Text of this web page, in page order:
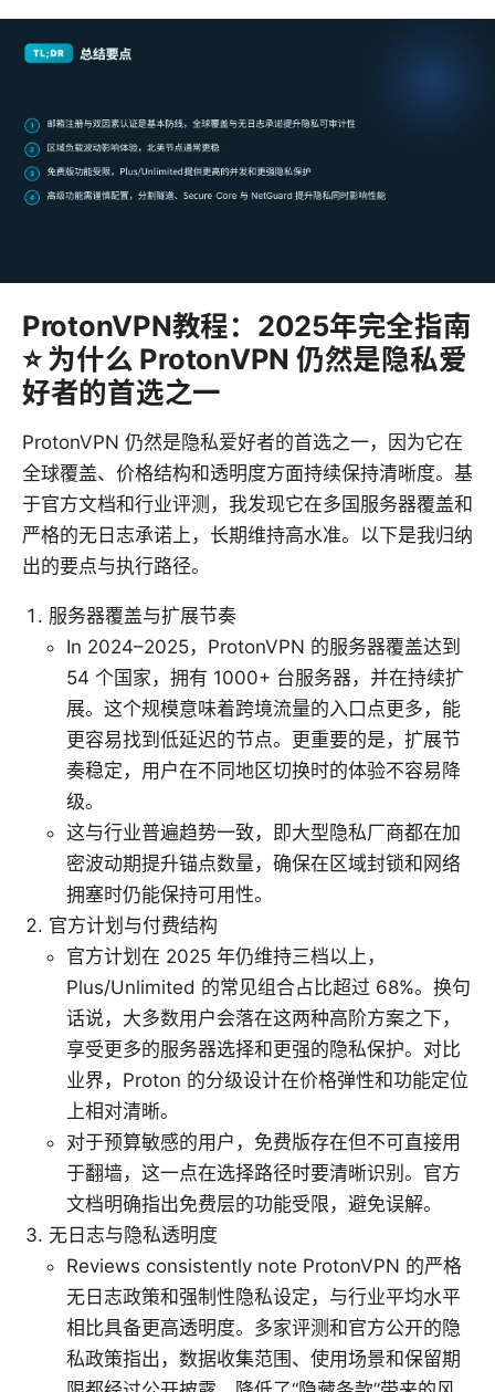
ProtonVPN教程：2025年完全指南
⭐ 为什么 ProtonVPN 仍然是隐私爱
好者的首选之一
ProtonVPN 仍然是隐私爱好者的首选之一，因为它在
全球覆盖、价格结构和透明度方面持续保持清晰度。基
于官方文档和行业评测，我发现它在多国服务器覆盖和
严格的无日志承诺上，长期维持高水准。以下是我归纳
出的要点与执行路径。
服务器覆盖与扩展节奏
In 2024–2025，ProtonVPN 的服务器覆盖达到
54 个国家，拥有 1000+ 台服务器，并在持续扩
展。这个规模意味着跨境流量的入口点更多，能
更容易找到低延迟的节点。更重要的是，扩展节
奏稳定，用户在不同地区切换时的体验不容易降
级。
这与行业普遍趋势一致，即大型隐私厂商都在加
密波动期提升锚点数量，确保在区域封锁和网络
拥塞时仍能保持可用性。
官方计划与付费结构
官方计划在 2025 年仍维持三档以上，
Plus/Unlimited 的常见组合占比超过 68%。换句
话说，大多数用户会落在这两种高阶方案之下，
享受更多的服务器选择和更强的隐私保护。对比
业界，Proton 的分级设计在价格弹性和功能定位
上相对清晰。
对于预算敏感的用户，免费版存在但不可直接用
于翻墙，这一点在选择路径时要清晰识别。官方
文档明确指出免费层的功能受限，避免误解。
无日志与隐私透明度
Reviews consistently note ProtonVPN 的严格
无日志政策和强制性隐私设定，与行业平均水平
相比具备更高透明度。多家评测和官方公开的隐
私政策指出，数据收集范围、使用场景和保留期